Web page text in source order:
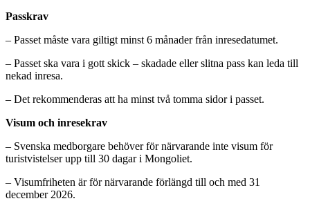
Passkrav
– Passet måste vara giltigt minst 6 månader från inresedatumet.
– Passet ska vara i gott skick – skadade eller slitna pass kan leda till
nekad inresa.
– Det rekommenderas att ha minst två tomma sidor i passet.
Visum och inresekrav
– Svenska medborgare behöver för närvarande inte visum för
turistvistelser upp till 30 dagar i Mongoliet.
– Visumfriheten är för närvarande förlängd till och med 31
december 2026.